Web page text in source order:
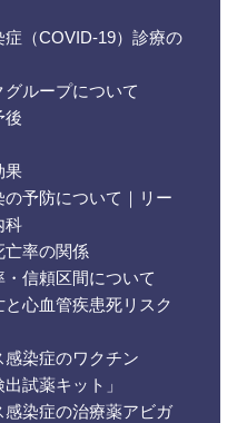
（COVID-19）診療の
ループについて
後
果
予防について｜リー
科
亡率の関係
信頼区間について
心血管疾患死リスク
染症のワクチン
試薬キット」
染症の治療薬アビガ